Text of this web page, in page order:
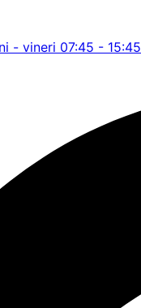
- vineri 07:45 - 15:45